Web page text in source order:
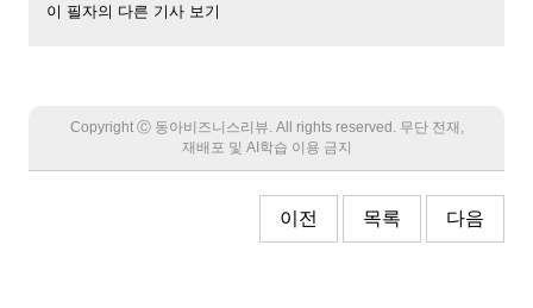
이 필자의 다른 기사 보기
Copyright Ⓒ 동아비즈니스리뷰. All rights reserved. 무단 전재,
재배포 및 AI학습 이용 금지
이전 목록 다음